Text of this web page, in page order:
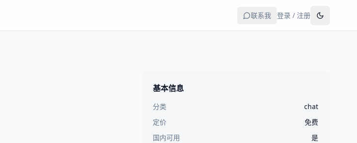
联系我 登录 / 注册
基本信息
分类
chat
定价
免费
国内可用
是